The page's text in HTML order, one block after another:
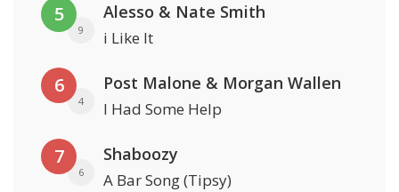
5
9
Alesso & Nate Smith
i Like It
6
4
Post Malone & Morgan Wallen
I Had Some Help
7
6
Shaboozy
A Bar Song (Tipsy)